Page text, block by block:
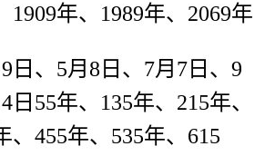
1909年、1989年、2069年
日、5月8日、7月7日、9
日55年、135年、215年、
、455年、535年、615